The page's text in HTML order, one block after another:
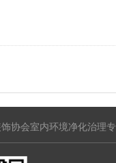
协会室内环境净化治理